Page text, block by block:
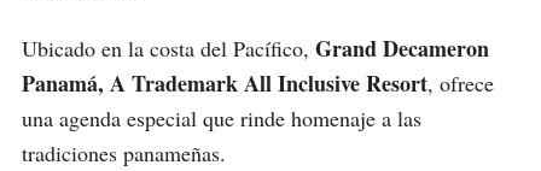
Ubicado en la costa del Pacífico, Grand Decameron
Panamá, A Trademark All Inclusive Resort, ofrece
una agenda especial que rinde homenaje a las
tradiciones panameñas.